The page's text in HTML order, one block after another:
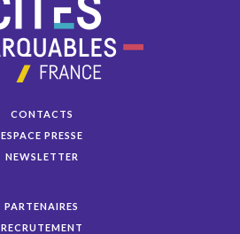
CONTACTS
ESPACE PRESSE
NEWSLETTER
PARTENAIRES
RECRUTEMENT